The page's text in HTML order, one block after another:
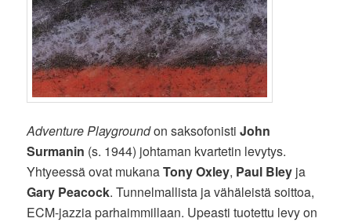
Adventure Playgroundon saksofonistiJohn
Surmanin (s. 1944) johtaman kvartetin levytys.
Yhtyeessä ovat mukanaTony Oxley, Paul Bley ja
Gary Peacock. Tunnelmallista ja vähäleistä soittoa,
ECM-jazzia parhaimmillaan. Upeasti tuotettu levy on